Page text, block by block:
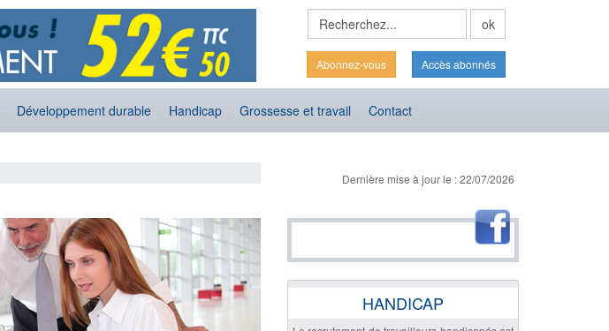
Abonnez-vous Accès abonnés
Développement durable Handicap Grossesse et travail Contact
Dernière mise à jour le : 22/07/2026
HANDICAP